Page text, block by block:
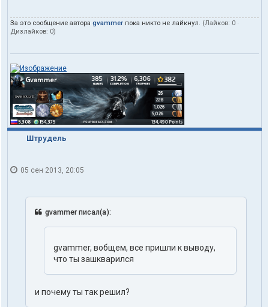
а
a
m
m
e
r
За это сообщение автора gvammer пока никто не лайкнул. (Лайков: 0 ·
Дизлайков: 0)
Штрудель
05 сен 2013, 20:05
gvammer писал(а):
gvammer, вобщем, все пришли к выводу,
что ты зашкварился
и почему ты так решил?